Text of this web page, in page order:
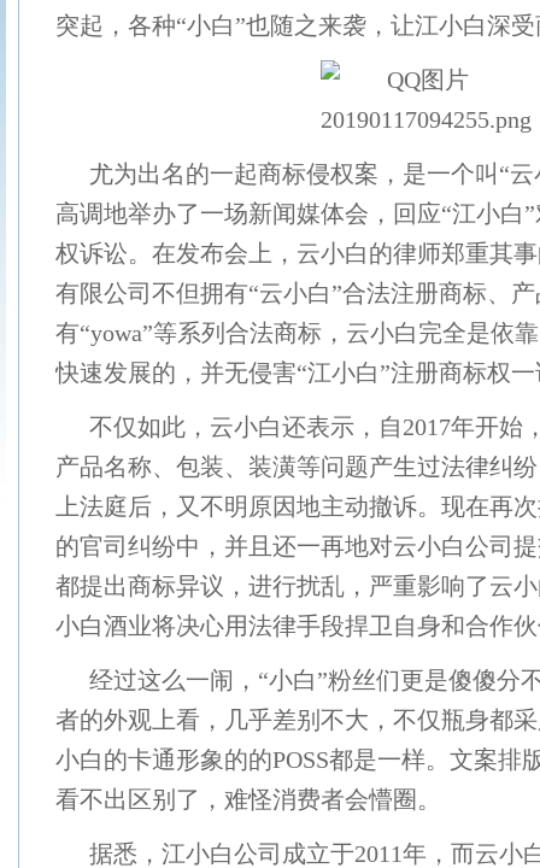
突起，各种“小白”也随之来袭，让江小白深
尤为出名的一起商标侵权案，是一个叫“
高调地举办了一场新闻媒体会，回应“江小白
权诉讼。在发布会上，云小白的律师郑重其
有限公司不但拥有“云小白”合法注册商标、
有“yowa”等系列合法商标，云小白完全是依
快速发展的，并无侵害“江小白”注册商标权
不仅如此，云小白还表示，自2017年开始
产品名称、包装、装潢等问题产生过法律纠
上法庭后，又不明原因地主动撤诉。现在再
的官司纠纷中，并且还一再地对云小白公司
都提出商标异议，进行扰乱，严重影响了云
小白酒业将决心用法律手段捍卫自身和合作
经过这么一闹，“小白”粉丝们更是傻傻分
者的外观上看，几乎差别不大，不仅瓶身都
小白的卡通形象的的POSS都是一样。文案排
看不出区别了，难怪消费者会懵圈。
据悉，江小白公司成立于2011年，而云小